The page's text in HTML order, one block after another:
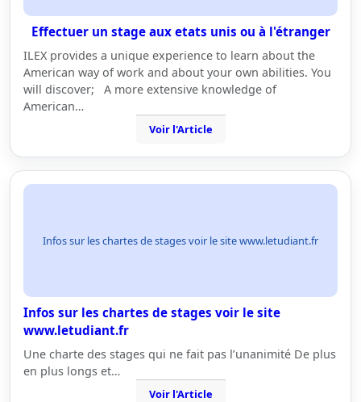
Effectuer un stage aux etats unis ou à l'étranger
ILEX provides a unique experience to learn about the
American way of work and about your own abilities. You
will discover; A more extensive knowledge of
American…
Voir l'Article
Infos sur les chartes de stages voir le site www.letudiant.fr
Infos sur les chartes de stages voir le site
www.letudiant.fr
Une charte des stages qui ne fait pas l’unanimité De plus
en plus longs et…
Voir l'Article